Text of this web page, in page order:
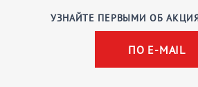
УЗНАЙТЕ ПЕРВЫМИ ОБ
ПО E-MAIL